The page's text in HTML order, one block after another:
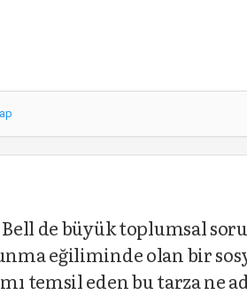
Bell de büyük toplumsal
eğiliminde olan bir
temsil eden bu tarza ne